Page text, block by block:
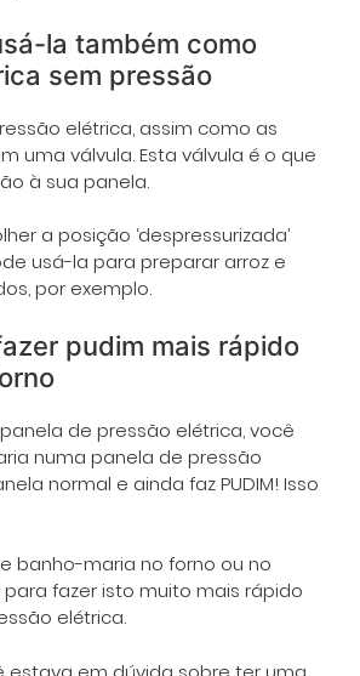
la também como
sem pressão
elétrica, assim como as
uma válvula. Esta válvula é o que
à sua panela.
a posição ‘despressurizada’
usá-la para preparar arroz e
por exemplo.
pudim mais rápido
de pressão elétrica, você
numa panela de pressão
normal e ainda faz PUDIM! Isso
banho-maria no forno ou no
para fazer isto muito mais rápido
elétrica.